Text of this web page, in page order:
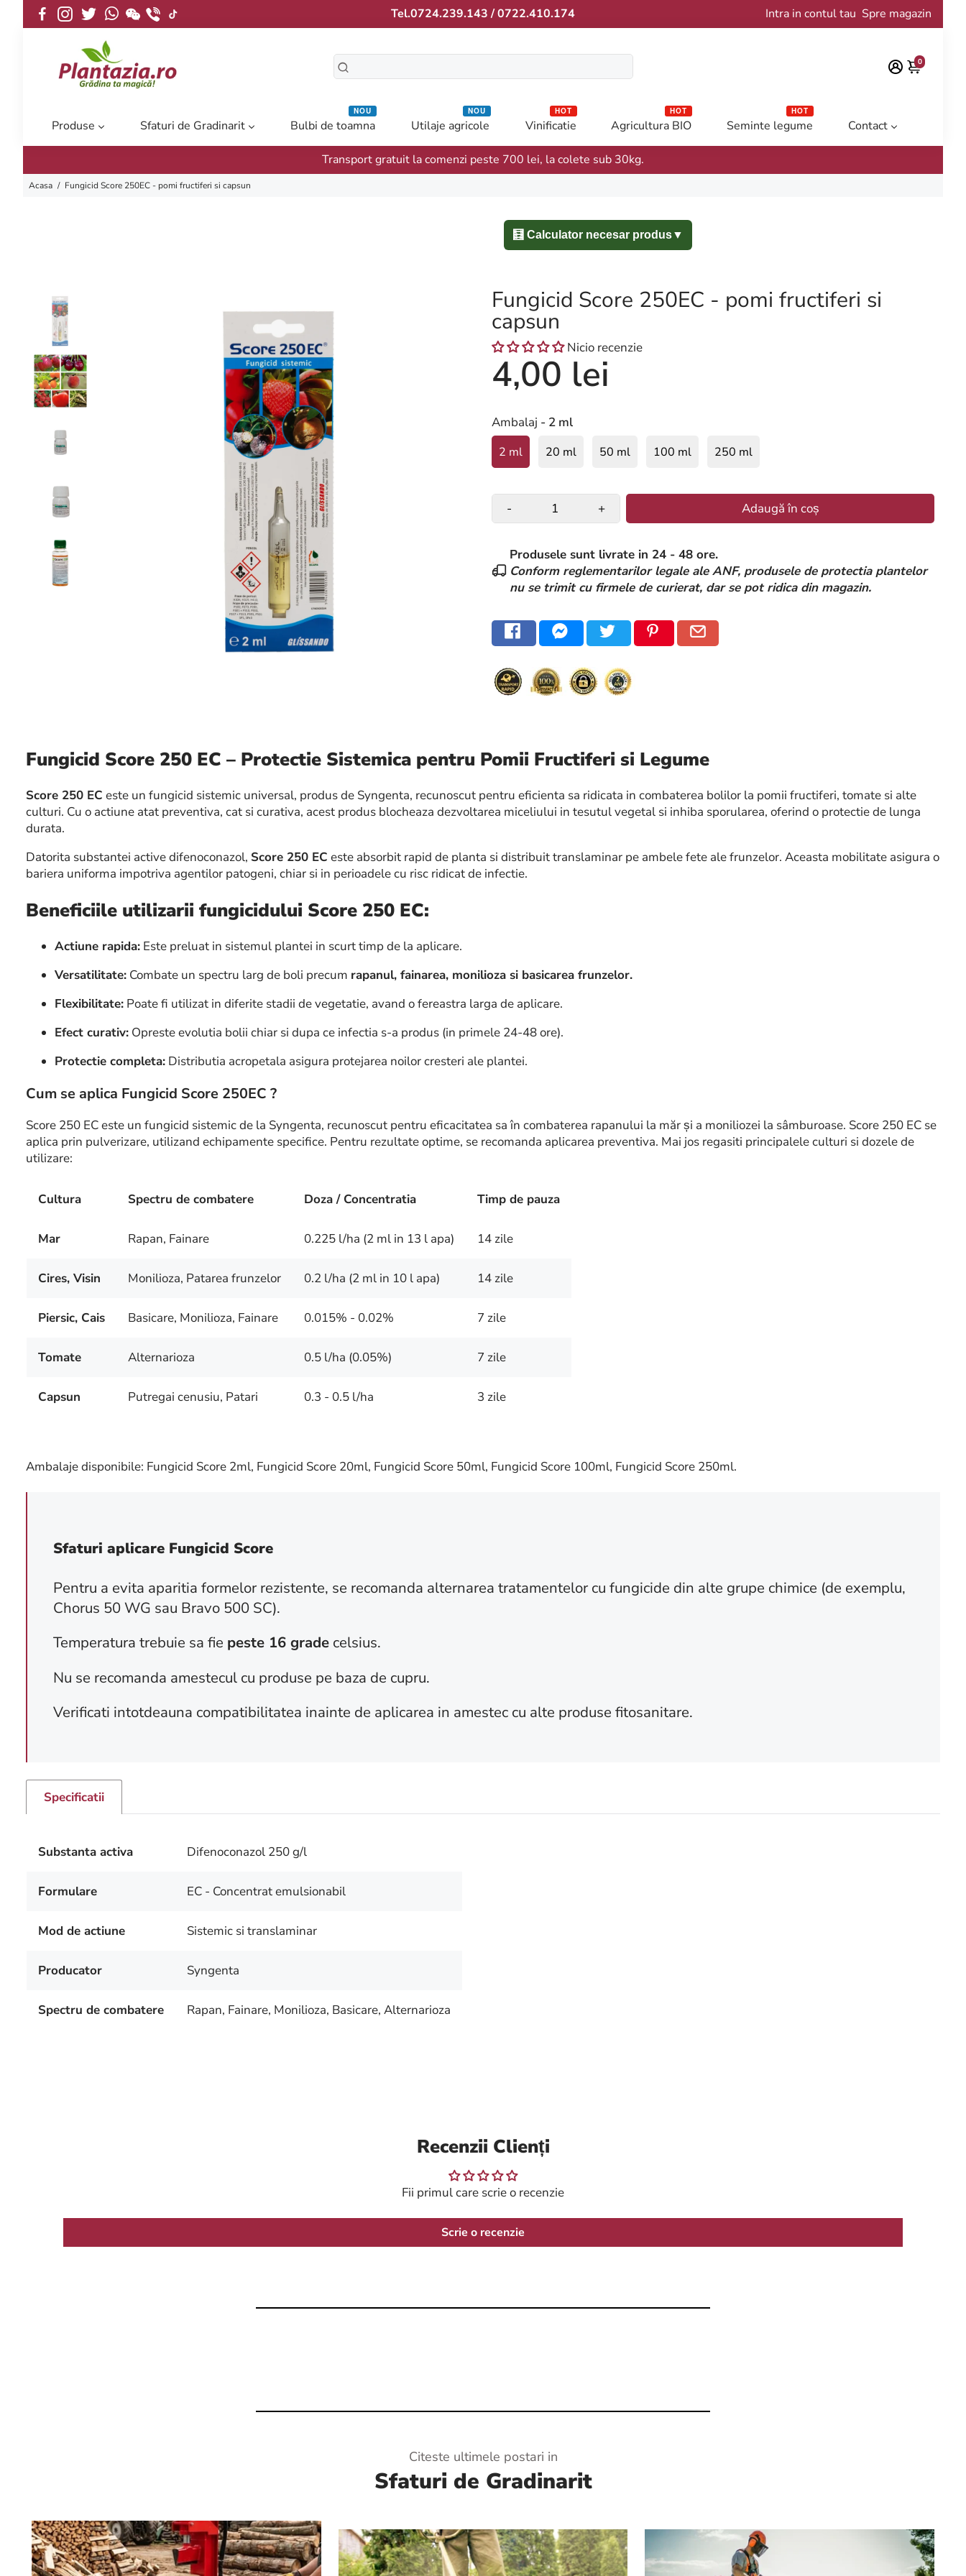
Tel.0724.239.143 / 0722.410.174 Intra in contul tau Spre magazin
0
Produse Sfaturi de Gradinarit Bulbi de toamna
NOU
Utilaje agricole
NOU
Vinificatie
HOT
Agricultura BIO
HOT
Seminte legume
HOT
Contact
Transport gratuit la comenzi peste 700 lei, la colete sub 30kg.
Acasa / Fungicid Score 250EC - pomi fructiferi si capsun
🧮 Calculator necesar produs▼
Fungicid Score 250EC - pomi fructiferi si
capsun
Nicio recenzie
4,00 lei
Ambalaj - 2 ml
2 ml 20 ml 50 ml 100 ml 250 ml
- + Adaugă în coș
Produsele sunt livrate in 24 - 48 ore.
Conform reglementarilor legale ale ANF, produsele de protectia plantelor
nu se trimit cu firmele de curierat, dar se pot ridica din magazin.
Fungicid Score 250 EC – Protectie Sistemica pentru Pomii Fructiferi si Legume
Score 250 EC este un fungicid sistemic universal, produs de Syngenta, recunoscut pentru eficienta sa ridicata in combaterea bolilor la pomii fructiferi, tomate si alte
culturi. Cu o actiune atat preventiva, cat si curativa, acest produs blocheaza dezvoltarea miceliului in tesutul vegetal si inhiba sporularea, oferind o protectie de lunga
durata.
Datorita substantei active difenoconazol, Score 250 EC este absorbit rapid de planta si distribuit translaminar pe ambele fete ale frunzelor. Aceasta mobilitate asigura o
bariera uniforma impotriva agentilor patogeni, chiar si in perioadele cu risc ridicat de infectie.
Beneficiile utilizarii fungicidului Score 250 EC:
Actiune rapida: Este preluat in sistemul plantei in scurt timp de la aplicare.
Versatilitate: Combate un spectru larg de boli precum rapanul, fainarea, monilioza si basicarea frunzelor.
Flexibilitate: Poate fi utilizat in diferite stadii de vegetatie, avand o fereastra larga de aplicare.
Efect curativ: Opreste evolutia bolii chiar si dupa ce infectia s-a produs (in primele 24-48 ore).
Protectie completa: Distributia acropetala asigura protejarea noilor cresteri ale plantei.
Cum se aplica Fungicid Score 250EC ?
Score 250 EC este un fungicid sistemic de la Syngenta, recunoscut pentru eficacitatea sa în combaterea rapanului la măr și a moniliozei la sâmburoase. Score 250 EC se
aplica prin pulverizare, utilizand echipamente specifice. Pentru rezultate optime, se recomanda aplicarea preventiva. Mai jos regasiti principalele culturi si dozele de
utilizare:
Cultura Spectru de combatere Doza / Concentratia Timp de pauza
Mar Rapan, Fainare 0.225 l/ha (2 ml in 13 l apa) 14 zile
Cires, Visin Monilioza, Patarea frunzelor 0.2 l/ha (2 ml in 10 l apa) 14 zile
Piersic, Cais Basicare, Monilioza, Fainare 0.015% - 0.02% 7 zile
Tomate Alternarioza 0.5 l/ha (0.05%) 7 zile
Capsun Putregai cenusiu, Patari 0.3 - 0.5 l/ha 3 zile
Ambalaje disponibile: Fungicid Score 2ml, Fungicid Score 20ml, Fungicid Score 50ml, Fungicid Score 100ml, Fungicid Score 250ml.
Sfaturi aplicare Fungicid Score
Pentru a evita aparitia formelor rezistente, se recomanda alternarea tratamentelor cu fungicide din alte grupe chimice (de exemplu,
Chorus 50 WG sau Bravo 500 SC).
Temperatura trebuie sa fie peste 16 grade celsius.
Nu se recomanda amestecul cu produse pe baza de cupru.
Verificati intotdeauna compatibilitatea inainte de aplicarea in amestec cu alte produse fitosanitare.
Specificatii
Substanta activa Difenoconazol 250 g/l
Formulare EC - Concentrat emulsionabil
Mod de actiune Sistemic si translaminar
Producator Syngenta
Spectru de combatere Rapan, Fainare, Monilioza, Basicare, Alternarioza
Recenzii Clienți
Fii primul care scrie o recenzie
Scrie o recenzie
Citeste ultimele postari in
Sfaturi de Gradinarit